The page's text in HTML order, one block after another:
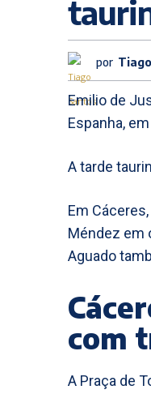
por
Emilio de
Espanha,
A tarde
Em
Méndez em
Aguado
com
A Praça de